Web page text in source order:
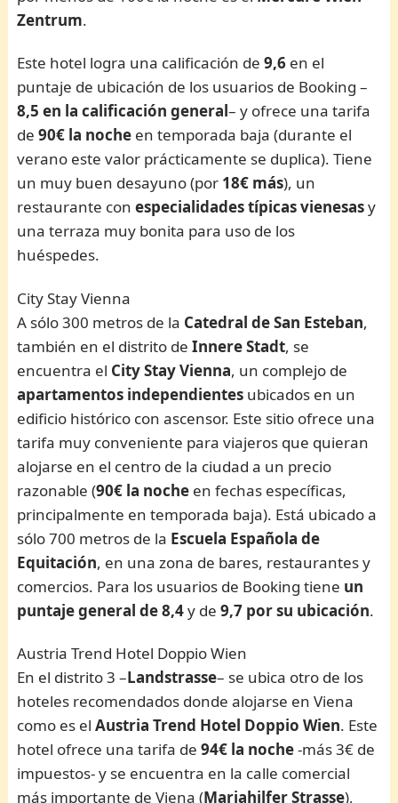
Zentrum.
Este hotel logra una calificación de9,6 en el
puntaje de ubicación de los usuarios de Booking –
8,5 en la calificación general– y ofrece una tarifa
de90€ la noche en temporada baja (durante el
verano este valor prácticamente se duplica). Tiene
un muy buen desayuno (por 18€ más), un
restaurante conespecialidades típicas vienesasy
una terraza muy bonita para uso de los
huéspedes.
City Stay Vienna
A sólo 300 metros de la Catedral de San Esteban,
también en el distrito deInnere Stadt, se
encuentra el City Stay Vienna, un complejo de
apartamentos independientes ubicados en un
edificio histórico con ascensor. Este sitio ofrece una
tarifa muy conveniente para viajeros que quieran
alojarse en el centro de la ciudad a un precio
razonable (90€ la noche en fechas específicas,
principalmente en temporada baja). Está ubicado a
sólo 700 metros de la Escuela Española de
Equitación, en una zona de bares, restaurantes y
comercios. Para los usuarios de Booking tiene un
puntaje general de 8,4y de9,7 por su ubicación.
Austria Trend Hotel Doppio Wien
En el distrito 3 –Landstrasse– se ubica otro de los
hoteles recomendados donde alojarse en Viena
como es elAustria Trend Hotel Doppio Wien. Este
hotel ofrece una tarifa de94€ la noche-más 3€ de
impuestos- y se encuentra en la calle comercial
más importante de Viena (Mariahilfer Strasse),